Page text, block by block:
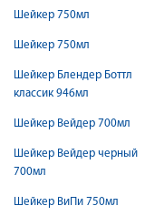
Шейкер 750мл
Шейкер 750мл
Шейкер Блендер Боттл
классик 946мл
Шейкер Вейдер 700мл
Шейкер Вейдер черный
700мл
Шейкер ВиПи 750мл